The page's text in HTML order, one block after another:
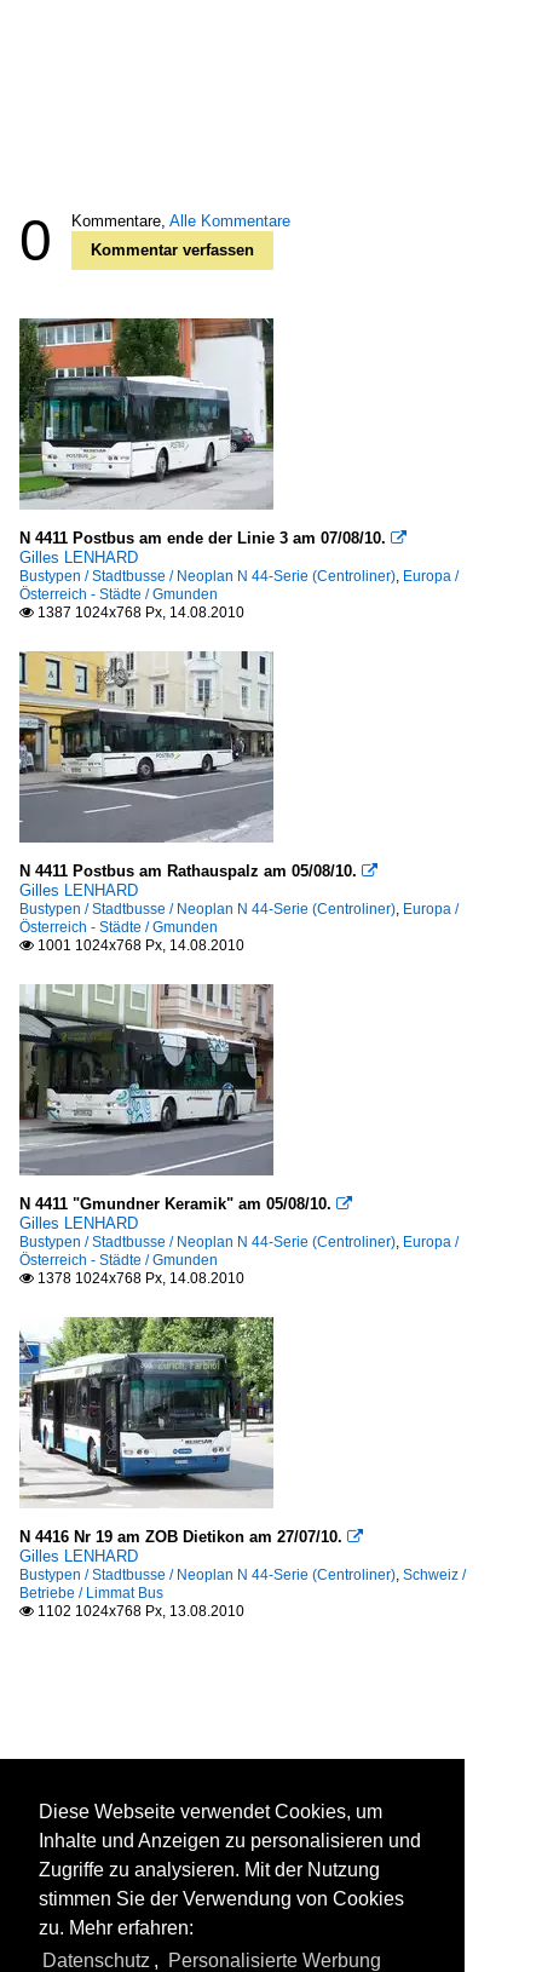
0 Kommentare, Alle Kommentare
Kommentar verfassen
N 4411 Postbus am ende der Linie 3 am 07/08/10. 
Gilles LENHARD
Bustypen / Stadtbusse / Neoplan N 44-Serie (Centroliner), Europa /
Österreich - Städte / Gmunden
 1387 1024x768 Px, 14.08.2010
N 4411 Postbus am Rathauspalz am 05/08/10. 
Gilles LENHARD
Bustypen / Stadtbusse / Neoplan N 44-Serie (Centroliner), Europa /
Österreich - Städte / Gmunden
 1001 1024x768 Px, 14.08.2010
N 4411 "Gmundner Keramik" am 05/08/10. 
Gilles LENHARD
Bustypen / Stadtbusse / Neoplan N 44-Serie (Centroliner), Europa /
Österreich - Städte / Gmunden
 1378 1024x768 Px, 14.08.2010
N 4416 Nr 19 am ZOB Dietikon am 27/07/10. 
Gilles LENHARD
Bustypen / Stadtbusse / Neoplan N 44-Serie (Centroliner), Schweiz /
Betriebe / Limmat Bus
 1102 1024x768 Px, 13.08.2010
Diese Webseite verwendet Cookies, um
Inhalte und Anzeigen zu personalisieren und
Zugriffe zu analysieren. Mit der Nutzung
stimmen Sie der Verwendung von Cookies
zu. Mehr erfahren:
Datenschutz , Personalisierte Werbung